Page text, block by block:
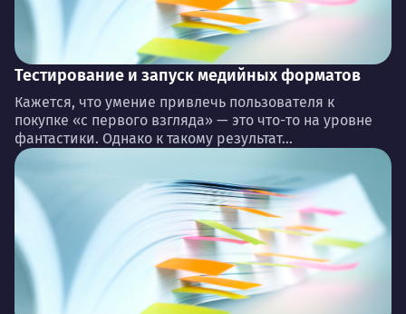
Тестирование и запуск медийных форматов
Кажется, что умение привлечь пользователя к
покупке «с первого взгляда» — это что-то на уровне
фантастики. Однако к такому результат...